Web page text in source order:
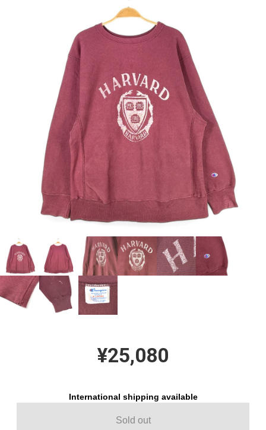
¥25,080
International shipping available
Sold out